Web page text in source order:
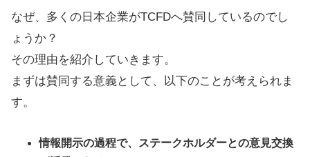
なぜ、多くの日本企業がTCFDへ賛同しているのでし
ょうか？
その理由を紹介していきます。
まずは賛同する意義として、以下のことが考えられま
す。
情報開示の過程で、ステークホルダーとの意見交換